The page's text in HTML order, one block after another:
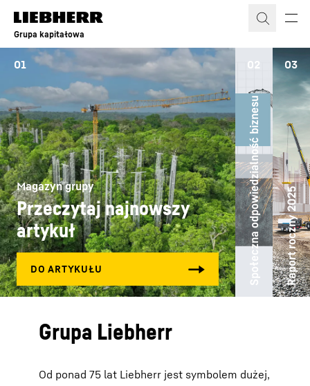
Grupa kapitałowa
01
Magazyn grupy
Przeczytaj najnowszy
artykuł
02
Społeczna odpowiedzialność biznesu
03
Raport roczny 2025
Grupa Liebherr
Od ponad 75 lat Liebherr jest symbolem dużej,